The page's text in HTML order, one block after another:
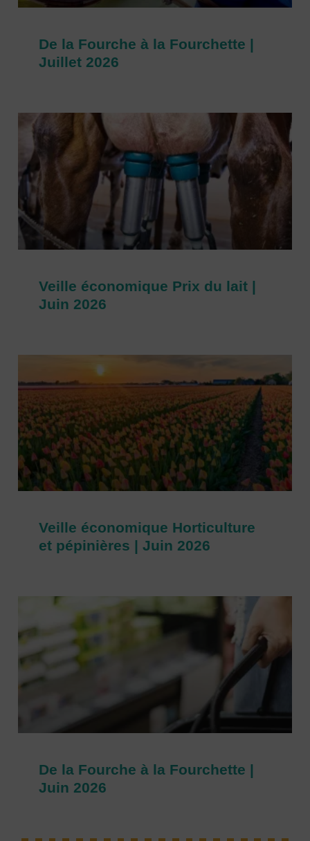
De la Fourche à la Fourchette |
Juillet 2026
Veille économique Prix du lait |
Juin 2026
Veille économique Horticulture
et pépinières | Juin 2026
De la Fourche à la Fourchette |
Juin 2026